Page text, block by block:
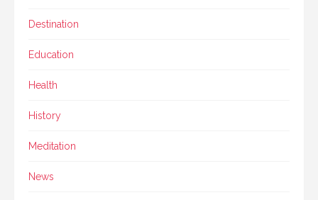
Destination
Education
Health
History
Meditation
News